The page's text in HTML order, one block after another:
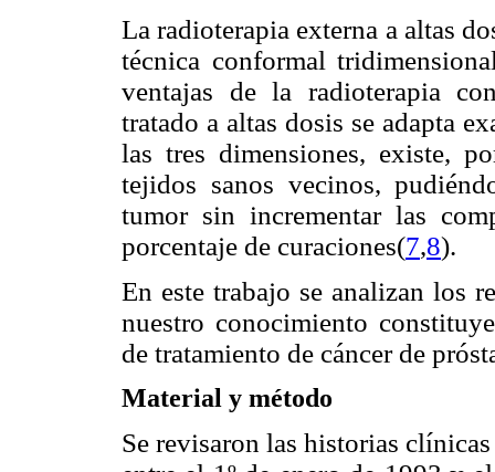
La radioterapia externa a altas
técnica conformal
ventajas de la radioterapia
tratado a altas dosis se adapta
las tres dimensiones, existe,
tejidos sanos vecinos,
tumor sin incrementar las
porcentaje de curaciones(7,8).
En este trabajo se analizan los
nuestro conocimiento
de tratamiento de cáncer de
Material y método
Se revisaron las historias